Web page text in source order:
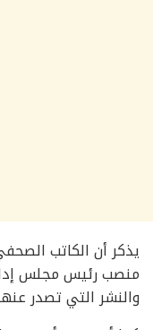
يذكر أن الكاتب
منصب رئيس مجلس
والنشر التي تصدر